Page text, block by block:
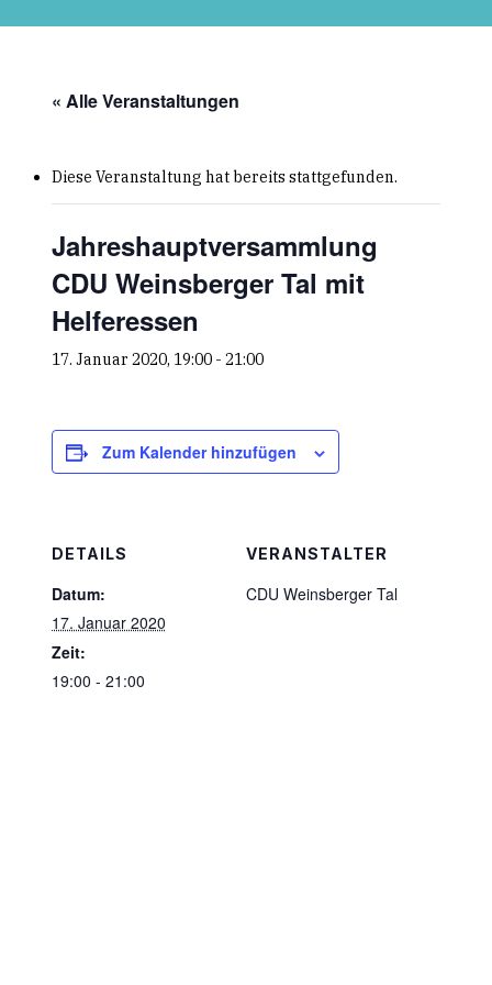
« Alle Veranstaltungen
Diese Veranstaltung hat bereits stattgefunden.
Jahreshauptversammlung
CDU Weinsberger Tal mit
Helferessen
17. Januar 2020, 19:00- 21:00
Zum Kalender hinzufügen
DETAILS
Datum:
17. Januar 2020
Zeit:
19:00 - 21:00
VERANSTALTER
CDU Weinsberger Tal